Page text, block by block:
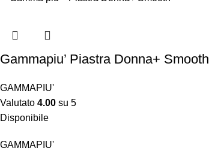
Gammapiu’ Piastra Donna+ Smooth
GAMMAPIU'
Valutato 4.00 su 5
Disponibile
GAMMAPIU'